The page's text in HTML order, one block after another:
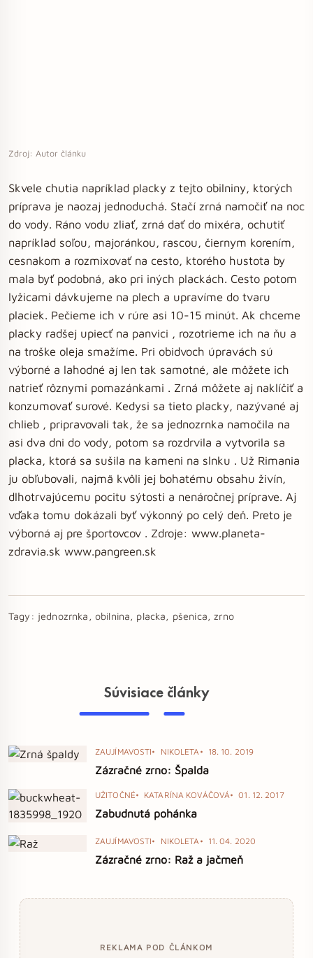
Zdroj: Autor článku
Skvele chutia napríklad placky z tejto obilniny, ktorých
príprava je naozaj jednoduchá. Stačí zrná namočiť na noc
do vody. Ráno vodu zliať, zrná dať do mixéra, ochutiť
napríklad soľou, majoránkou, rascou, čiernym korením,
cesnakom a rozmixovať na cesto, ktorého hustota by
mala byť podobná, ako pri iných plackách. Cesto potom
lyžicami dávkujeme na plech a upravíme do tvaru
placiek. Pečieme ich v rúre asi 10-15 minút. Ak chceme
placky radšej upiecť na panvici , rozotrieme ich na ňu a
na troške oleja smažíme. Pri obidvoch úpravách sú
výborné a lahodné aj len tak samotné, ale môžete ich
natrieť rôznymi pomazánkami . Zrná môžete aj naklíčiť a
konzumovať surové. Kedysi sa tieto placky, nazývané aj
chlieb , pripravovali tak, že sa jednozrnka namočila na
asi dva dni do vody, potom sa rozdrvila a vytvorila sa
placka, ktorá sa sušila na kameni na slnku . Už Rimania
ju obľubovali, najmä kvôli jej bohatému obsahu živín,
dlhotrvajúcemu pocitu sýtosti a nenáročnej príprave. Aj
vďaka tomu dokázali byť výkonný po celý deň. Preto je
výborná aj pre športovcov . Zdroje: www.planeta-
zdravia.sk www.pangreen.sk
Tagy: jednozrnka, obilnina, placka, pšenica, zrno
Súvisiace články
ZAUJÍMAVOSTI NIKOLETA 18. 10. 2019
Zázračné zrno: Špalda
UŽITOČNÉ KATARÍNA KOVÁČOVÁ 01. 12. 2017
Zabudnutá pohánka
ZAUJÍMAVOSTI NIKOLETA 11. 04. 2020
Zázračné zrno: Raž a jačmeň
REKLAMA POD ČLÁNKOM